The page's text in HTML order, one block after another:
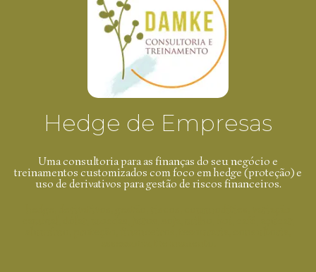
Hedge de Empresas
Uma consultoria para as finanças do seu negócio e
treinamentos customizados com foco em hedge (proteção) e
uso de derivativos para gestão de riscos financeiros.